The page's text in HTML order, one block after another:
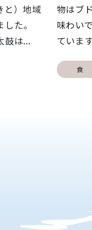
と）地域
た。
鼓は...
物はブ
味わい
ていま
食